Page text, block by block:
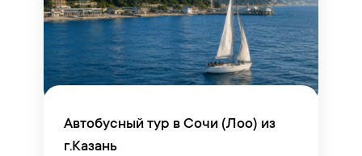
Автобусный тур в Сочи (Лоо) из
г.Казань